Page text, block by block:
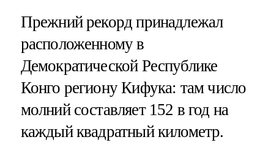
Прежний рекорд принадлежал
расположенному в
Демократической Республике
Конго региону Кифука: там число
молний составляет 152 в год на
каждый квадратный километр.